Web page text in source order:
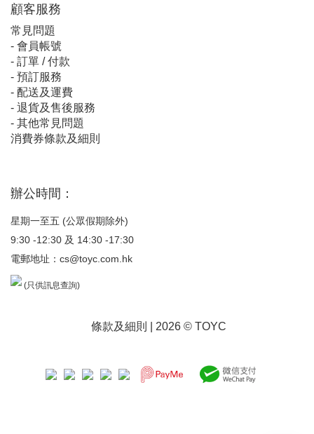
顧客服務
常見問題
- 會員帳號
- 訂單 / 付款
- 預訂服務
- 配送及運費
- 退貨及售後服務
- 其他常見問題
消費券條款及細則
辦公時間：
星期一至五 (公眾假期除外)
9:30 -12:30 及 14:30 -17:30
電郵地址： cs@toyc.com.hk
(只供訊息查詢)
條款及細則 | 2026 © TOYC